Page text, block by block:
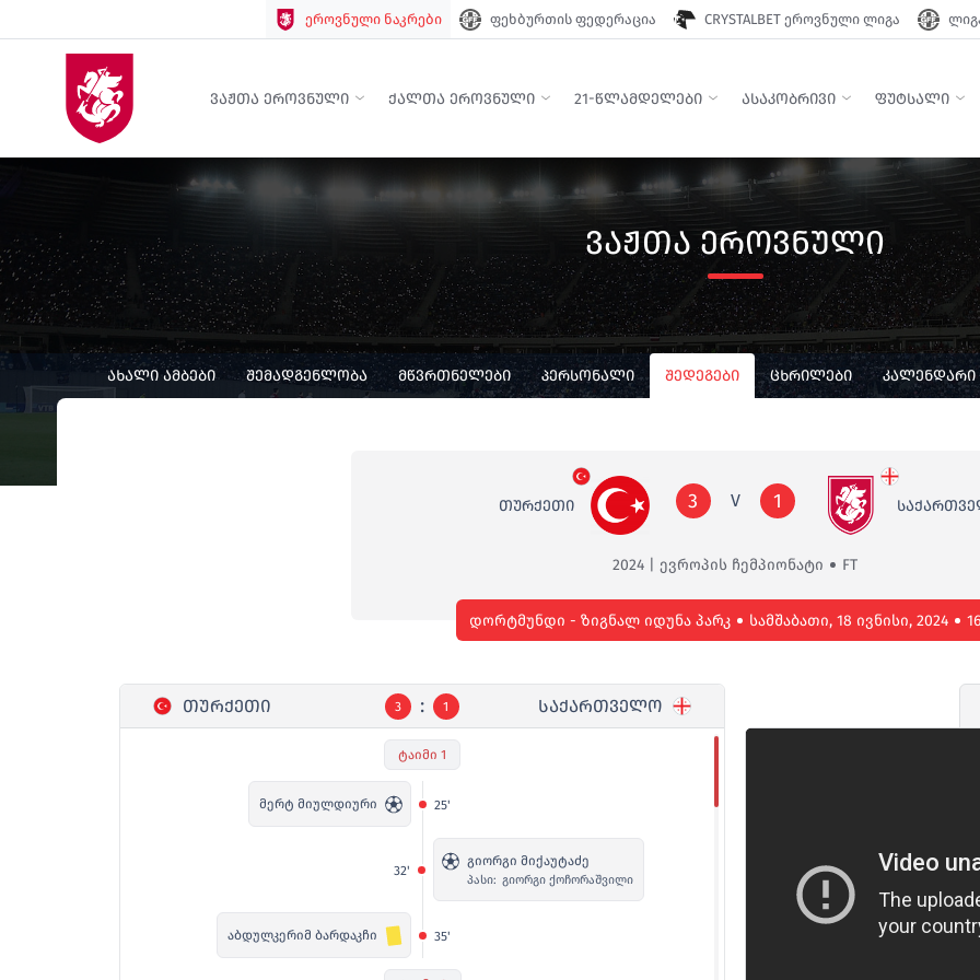
ეროვნული ნაკრები ფეხბურთის ფედერაცია CRYSTALBET ეროვნული ლიგა
ᲕᲐᲟᲗᲐ ᲔᲠᲝᲕᲜᲣᲚᲘ ᲥᲐᲚᲗᲐ ᲔᲠᲝᲕᲜᲣᲚᲘ 21-ᲬᲚᲐᲛᲓᲔᲚᲔᲑᲘ ᲐᲡᲐᲙᲝᲑᲠᲘᲕᲘ ᲤᲣᲢᲡᲐᲚᲘ
ᲕᲐᲟᲗᲐ ᲔᲠᲝᲕᲜᲣᲚᲘ
ᲐᲮᲐᲚᲘ ᲐᲛᲑᲔᲑᲘ ᲨᲔᲛᲐᲓᲒᲔᲜᲚᲝᲑᲐ ᲛᲬᲕᲠᲗᲜᲔᲚᲔᲑᲘ ᲞᲔᲠᲡᲝᲜᲐᲚᲘ ᲨᲔᲓᲔᲒᲔᲑᲘ ᲪᲮᲠᲘᲚᲔᲑᲘ ᲙᲐᲚᲔᲜᲓᲐᲠᲘ
ᲗᲣᲠᲥᲔᲗᲘ 3 V 1
2024 | ევროპის ჩემპიონატი FT
დორტმუნდი - ზიგნალ იდუნა პარკ სამშაბათი, 18 ივნისი, 2024
ᲗᲣᲠᲥᲔᲗᲘ 3 : 1 ᲡᲐᲥᲐᲠᲗᲕᲔᲚᲝ
ტაიმი 1
25'
მერტ მიულდიური
32'
გიორგი მიქაუტაძე
პასი: გიორგი ქოჩორაშვილი
35'
აბდულკერიმ ბარდაკჩი